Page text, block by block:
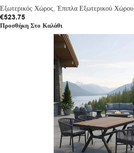
Εξωτερικός Χώρος, Έπιπλα Εξωτερικού Χώρου
€523.75
Προσθήκη Στο Καλάθι